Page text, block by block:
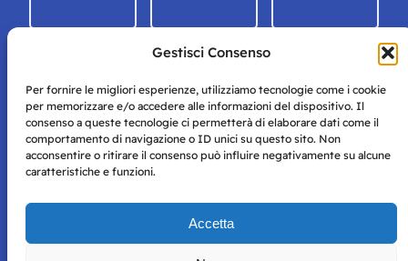
Gestisci Consenso
Per fornire le migliori esperienze, utilizziamo tecnologie come i cookie
per memorizzare e/o accedere alle informazioni del dispositivo. Il
consenso a queste tecnologie ci permetterà di elaborare dati come il
comportamento di navigazione o ID unici su questo sito. Non
acconsentire o ritirare il consenso può influire negativamente su alcune
caratteristiche e funzioni.
Accetta
Storie di Napoli è una testata registrata presso il tribunale di